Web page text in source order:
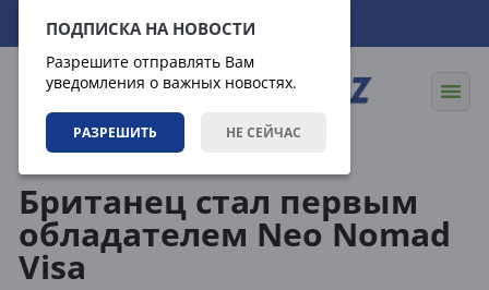
ПОДПИСКА НА НОВОСТИ
Разрешите отправлять Вам
уведомления о важных новостях.
РАЗРЕШИТЬ НЕ СЕЙЧАС
10.08.2026 13:39:11
Британец стал первым
обладателем Neo Nomad
Visa